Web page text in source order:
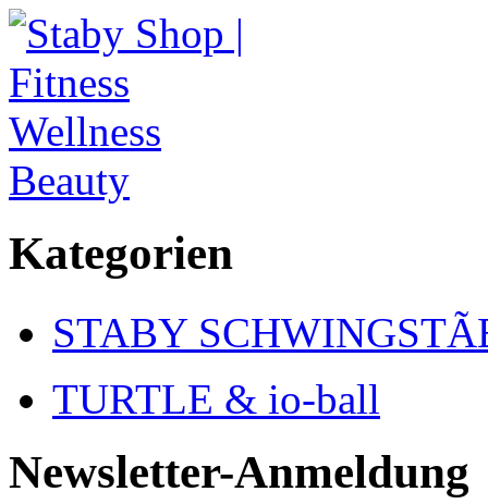
Kategorien
STABY
TURTLE & io-ball
Newsletter-Anmeldung